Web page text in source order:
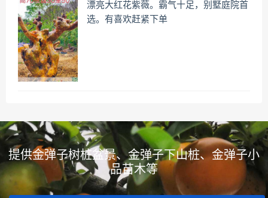
漂亮大红花紫薇。霸气十足，别墅庭院首
选。有喜欢赶紧下单
提供金弹子树桩盆景、金弹子下山桩、金弹子小
品苗木等